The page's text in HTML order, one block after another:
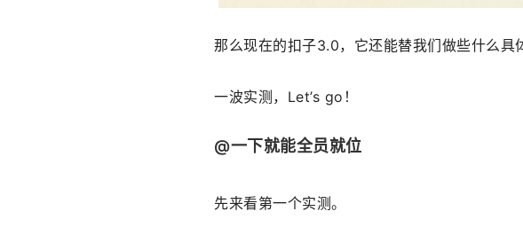
那么现在的扣子3.0，它还能替我们做些什么具
一波实测，Let’s go！
@一下就能全员就位
先来看第一个实测。